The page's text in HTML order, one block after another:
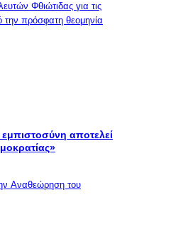
Φθιώτιδας για τις
πρόσφατη θεομηνία
αποτελεί
Αναθεώρηση του